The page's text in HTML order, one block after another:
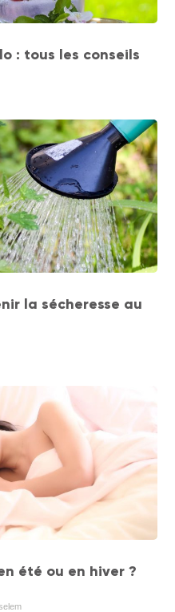
: tous les conseils
la sécheresse au
été ou en hiver ?